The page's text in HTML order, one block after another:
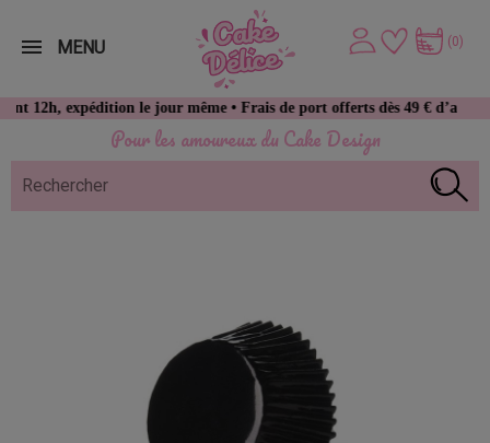
Pour les amoureux du Cake Design
expédition le jour même • Frais de port offerts dès 49 € d’achat
(0)
MENU